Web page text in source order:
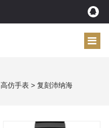
高仿手表 > 复刻沛纳海